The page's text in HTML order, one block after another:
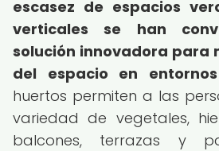
escasez de espacios
verticales se han
solución innovadora para
del espacio en
huertos permiten a las
variedad de vegetales,
balcones, terrazas y